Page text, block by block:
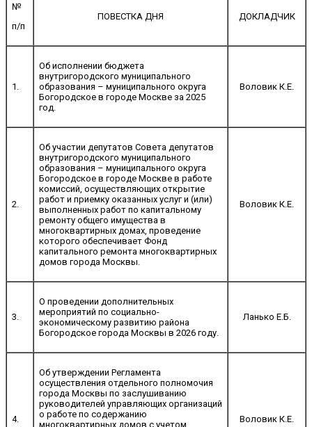
№
п/п
ПОВЕСТКА ДНЯ ДОКЛАДЧИК
1.
Об исполнении бюджета
внутригородского муниципального
образования – муниципального округа
Богородское в городе Москве за 2025
год.
Воловик К.Е.
2.
Об участии депутатов Совета депутатов
внутригородского муниципального
образования – муниципального округа
Богородское в городе Москве в работе
комиссий, осуществляющих открытие
работ и приемку оказанных услуг и (или)
выполненных работ по капитальному
ремонту общего имущества в
многоквартирных домах, проведение
которого обеспечивает Фонд
капитального ремонта многоквартирных
домов города Москвы.
Воловик К.Е.
3.
О проведении дополнительных
мероприятий по социально-
экономическому развитию района
Богородское города Москвы в 2026 году.
Ланько Е.Б.
4.
Об утверждении Регламента
осуществления отдельного полномочия
города Москвы по заслушиванию
руководителей управляющих организаций
о работе по содержанию
многоквартирных домов с учетом
Воловик К.Е.